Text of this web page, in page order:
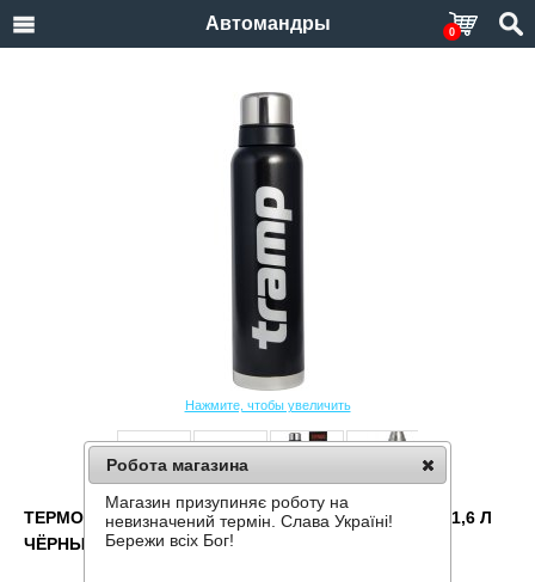
Автомандры 0
Нажмите, чтобы увеличить
ТЕРМОС TRAMP EXPEDITION LINE TRC-029-BLACK 1,6 Л
ЧЁРНЫЙ
Робота магазина
Магазин призупиняє роботу на
невизначений термін. Слава Україні!
Бережи всіх Бог!